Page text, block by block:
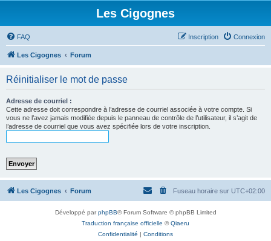
Les Cigognes
FAQ Connexion
Inscription
Les Cigognes Forum
Réinitialiser le mot de passe
Adresse de courriel :
Cette adresse doit correspondre à l’adresse de courriel associée à votre compte. Si
vous ne l’avez jamais modifiée depuis le panneau de contrôle de l’utilisateur, il s’agit de
l’adresse de courriel que vous avez spécifiée lors de votre inscription.
Les Cigognes Forum Fuseau horaire sur UTC+02:00
Développé parphpBB® Forum Software © phpBB Limited
Traduction française officielle ©Qiaeru
Confidentialité | Conditions